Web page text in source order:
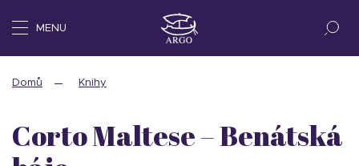
MENU
Domů Knihy
Corto Maltese – Benátská